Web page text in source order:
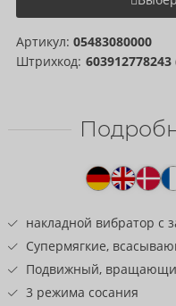
Артикул: 05483080000
Штрихкод: 603912778243
товару
накладной вибратор с
Супермягкие,
Подвижный,
3 режима сосания